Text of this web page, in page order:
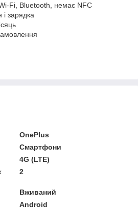
Wi-Fi, Bluetooth, немає NFC
зарядка
OnePlus
Смартфони
4G (LTE)
2
Вживаний
Android